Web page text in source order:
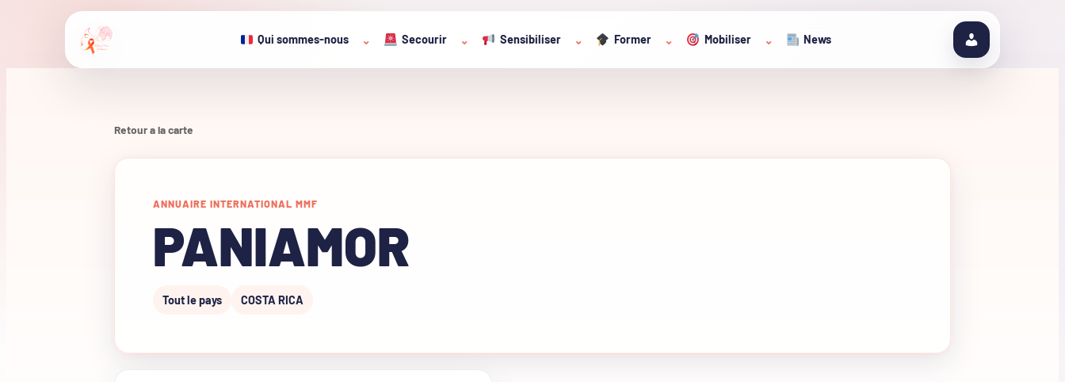
Qui sommes-nous ⌄ Secourir ⌄ Sensibiliser ⌄ Former ⌄ Mobiliser ⌄ News
Retour a la carte
ANNUAIRE INTERNATIONAL MMF
PANIAMOR
Tout le pays COSTA RICA